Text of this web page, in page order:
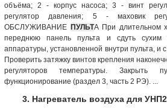
объёма; 2 - корпус насоса; 3 - винт
регулятор давления; 5 - маховик
ОБСЛУЖИВАНИЕ ПУЛЬТА При длительном
переднюю панель пульта и сдуть
аппаратуры, установленной внутри пульта, и
Проверить затяжку винтов крепления
регуляторов температуры. Закрыть
функционирование (раздел 3, часть 2 РЭ). ...
3. Нагреватель воздуха для